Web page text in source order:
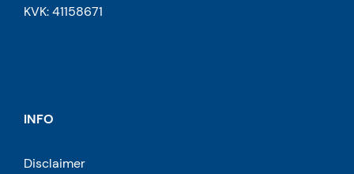
KVK: 41158671
INFO
Disclaimer